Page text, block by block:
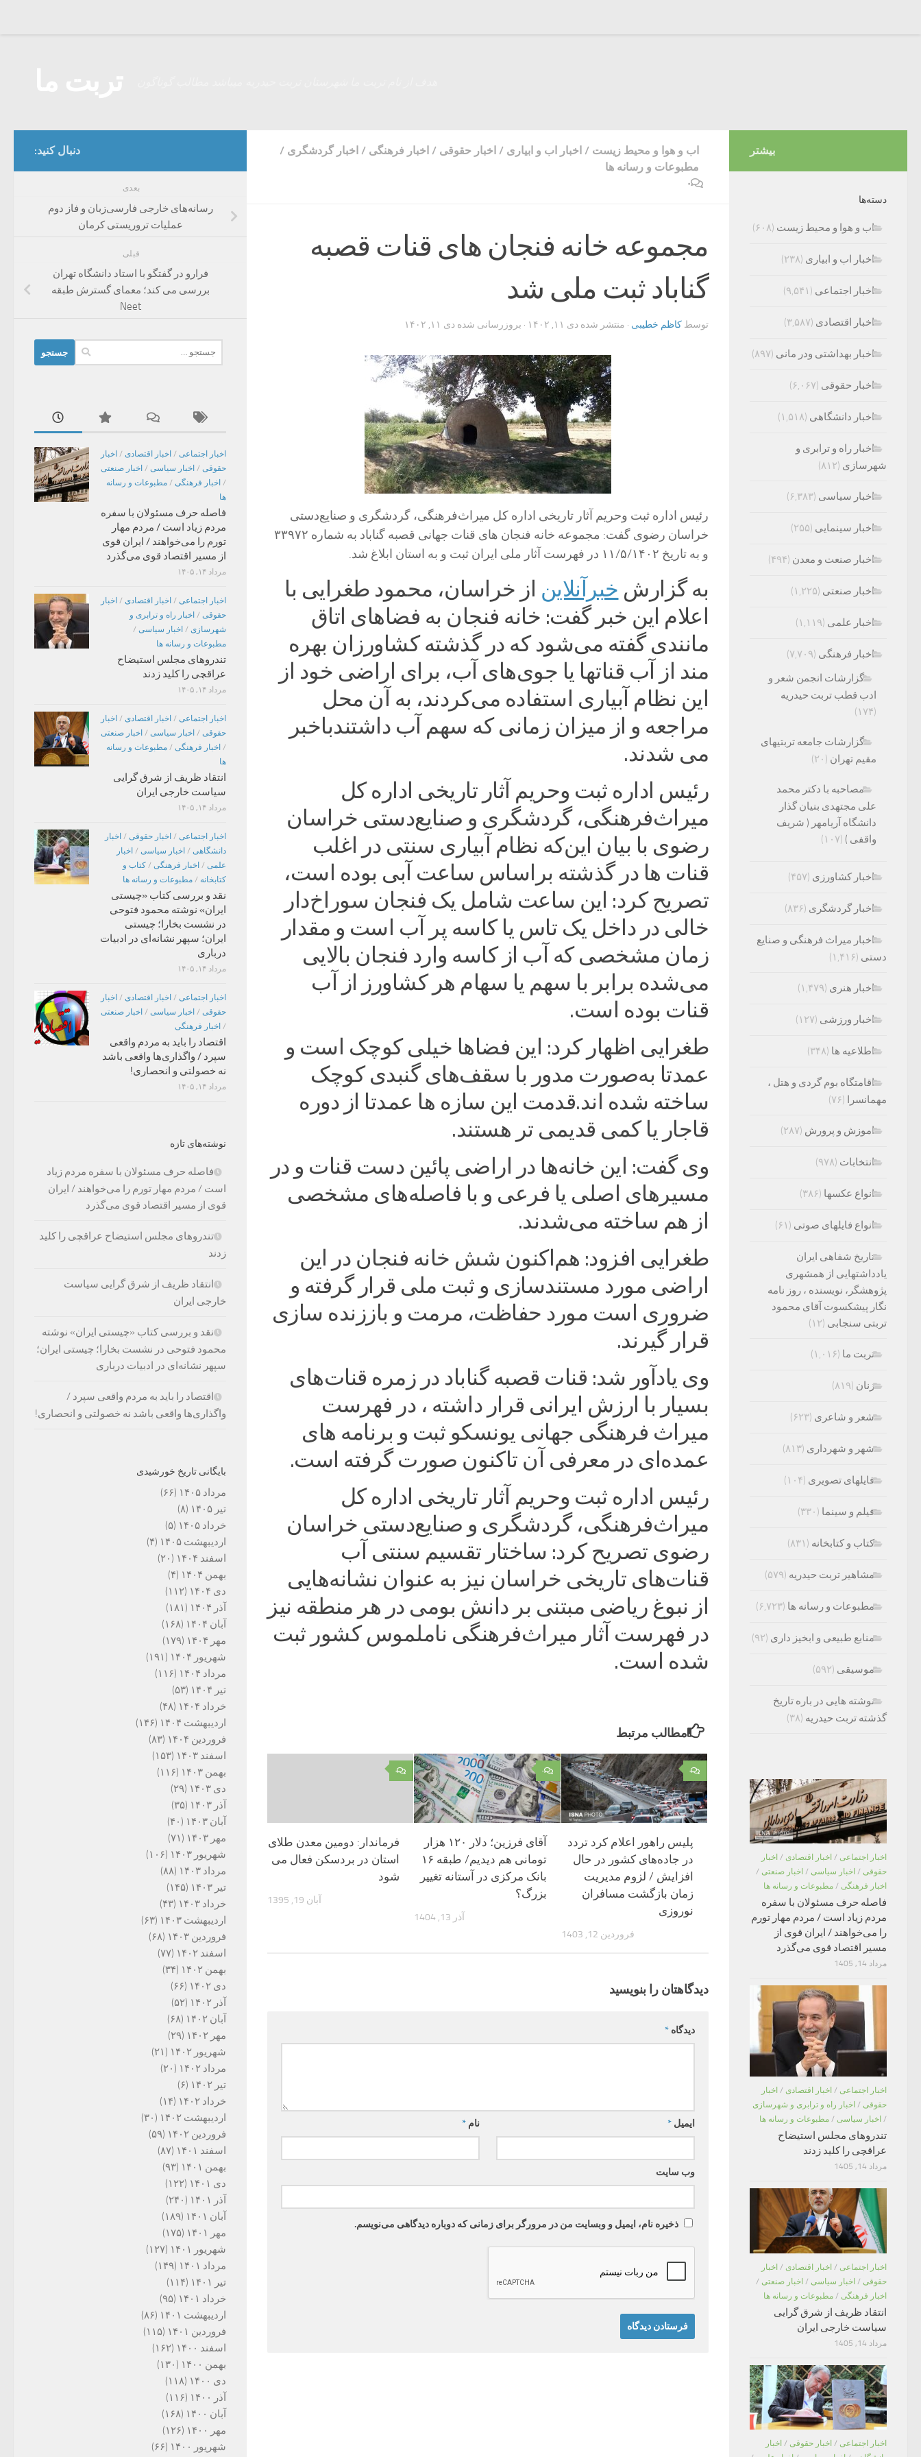
اب و هوا و محیط زیست / اخبار اب و ابیاری / اخبار حقوقی / اخبار فرهنگی / اخبار گردشگری /
مطبوعات و رسانه ها
۰
مجموعه خانه فنجان های قنات قصبه
گناباد ثبت ملی شد
توسط کاظم خطیبی · منتشر شده دی ۱۱, ۱۴۰۲ · بروزرسانی شده دی ۱۱, ۱۴۰۲
رئیس اداره ثبت وحریم آثار تاریخی اداره کل میراث‌فرهنگی، گردشگری و صنایع‌دستی
خراسان رضوی گفت: مجموعه خانه‌ فنجان های قنات جهانی قصبه گناباد به شماره ۳۳۹۷۲
و به تاریخ ۱۱/۵/۱۴۰۲ در فهرست آثار ملی ایران ثبت و به استان ابلاغ شد.
به گزارش خبرآنلاین از خراسان، محمود طغرایی با
اعلام این خبر گفت: خانه فنجان به فضاهای اتاق
مانندی گفته می‌شود که در گذشته کشاورزان بهره
مند از آب قناتها یا جوی‌های آب، برای اراضی خود از
این نظام آبیاری استفاده می‌کردند، به آن محل
مراجعه و از میزان زمانی که سهم آب داشتندباخبر
می شدند.
رئیس اداره ثبت وحریم آثار تاریخی اداره کل
میراث‌فرهنگی، گردشگری و صنایع‌دستی خراسان
رضوی با بیان این‌که نظام آبیاری سنتی در اغلب
قنات ها در گذشته براساس ساعت آبی بوده است،
تصریح کرد: این ساعت شامل یک فنجان سوراخ‌دار
خالی در داخل یک تاس یا کاسه پر آب است و مقدار
زمان مشخصی که آب از کاسه وارد فنجان بالایی
می‌شده برابر با سهم یا سهام هر کشاورز از آب
قنات بوده است.
طغرایی اظهار کرد: این فضاها خیلی کوچک است و
عمدتا به‌صورت مدور با سقف‌های گنبدی کوچک
ساخته شده اند.قدمت این سازه ها عمدتا از دوره
قاجار یا کمی قدیمی تر هستند.
وی گفت: این خانه‌ها در اراضی پائین دست قنات و در
مسیرهای اصلی یا فرعی و با فاصله‌های مشخصی
از هم ساخته می‌شدند.
طغرایی افزود: هم‌اکنون شش خانه فنجان در این
اراضی مورد مستندسازی و ثبت ملی قرار گرفته و
ضروری است مورد حفاظت، مرمت و باززنده سازی
قرار گیرند.
وی یادآور شد: قنات قصبه گناباد در زمره قنات‌های
بسیار با ارزش ایرانی قرار داشته ، در فهرست
میراث فرهنگی جهانی یونسکو ثبت و برنامه های
عمده‌ای در معرفی آن تاکنون صورت گرفته است.
رئیس اداره ثبت وحریم آثار تاریخی اداره کل
میراث‌فرهنگی، گردشگری و صنایع‌دستی خراسان
رضوی تصریح کرد: ساختار تقسیم سنتی آب
قنات‌های تاریخی خراسان نیز به عنوان نشانه‌هایی
از نبوغ ریاضی مبتنی بر دانش بومی در هر منطقه نیز
در فهرست آثار میراث‌فرهنگی ناملموس کشور ثبت
شده است.
مطالب مرتبط
۰
فرماندار: دومین معدن طلای
استان در بردسکن فعال می
شود
آبان 19, 1395
۰
آقای فرزین؛ دلار ۱۲۰ هزار
تومانی هم دیدیم/ طبقه ۱۶
بانک مرکزی در آستانه تغییر
بزرگ؟
آذر 13, 1404
۰
پلیس راهور اعلام کرد تردد
در جاده‌های کشور در حال
افزایش / لزوم مدیریت
زمان بازگشت مسافران
نوروزی
فروردین 12, 1403
دیدگاهتان را بنویسید
دیدگاه *
نام* ایمیل *
وب‌ سایت
ذخیره نام، ایمیل و وبسایت من در مرورگر برای زمانی که دوباره دیدگاهی می‌نویسم.
دنبال کنید:
بعدی
رسانه‌های خارجی فارسی‌زبان و فاز دوم
عملیات تروریستی کرمان
قبلی
فرارو در گفتگو با استاد دانشگاه تهران
بررسی می کند؛ معمای گسترش طبقه
Neet
برای:
اخبار اجتماعی / اخبار اقتصادی / اخبار
حقوقی / اخبار سیاسی / اخبار صنعتی
/ اخبار فرهنگی / مطبوعات و رسانه
ها
فاصله حرف مسئولان با سفره
مردم زیاد است / مردم مهار
تورم را می‌خواهند / ایران قوی
از مسیر اقتصاد قوی می‌گذرد
مرداد ۱۴, ۱۴۰۵
اخبار اجتماعی / اخبار اقتصادی / اخبار
حقوقی / اخبار راه و ترابری و
شهرسازی / اخبار سیاسی /
مطبوعات و رسانه ها
تندروهای مجلس استیضاح
عراقچی را کلید زدند
مرداد ۱۴, ۱۴۰۵
اخبار اجتماعی / اخبار اقتصادی / اخبار
حقوقی / اخبار سیاسی / اخبار صنعتی
/ اخبار فرهنگی / مطبوعات و رسانه
ها
انتقاد ظریف از شرق گرایی
سیاست خارجی ایران
مرداد ۱۴, ۱۴۰۵
اخبار اجتماعی / اخبار حقوقی / اخبار
دانشگاهی / اخبار سیاسی / اخبار
علمی / اخبار فرهنگی / کتاب و
کتابخانه / مطبوعات و رسانه ها
نقد و بررسی کتاب «چیستی
ایران» نوشته محمود فتوحی
در نشست بخارا؛ چیستی
ایران؛ سپهر نشانه‌ای در ادبیات
درباری
مرداد ۱۴, ۱۴۰۵
اخبار اجتماعی / اخبار اقتصادی / اخبار
حقوقی / اخبار سیاسی / اخبار صنعتی
/ اخبار فرهنگی
اقتصاد را باید به مردم واقعی
سپرد / واگذاری‌ها واقعی باشد
نه خصولتی و انحصاری!
مرداد ۱۴, ۱۴۰۵
نوشته‌های تازه
فاصله حرف مسئولان با سفره مردم زیاد
است / مردم مهار تورم را می‌خواهند / ایران
قوی از مسیر اقتصاد قوی می‌گذرد
تندروهای مجلس استیضاح عراقچی را کلید
زدند
انتقاد ظریف از شرق گرایی سیاست
خارجی ایران
نقد و بررسی کتاب «چیستی ایران» نوشته
محمود فتوحی در نشست بخارا؛ چیستی ایران؛
سپهر نشانه‌ای در ادبیات درباری
اقتصاد را باید به مردم واقعی سپرد /
واگذاری‌ها واقعی باشد نه خصولتی و انحصاری!
بایگانی تاریخ خورشیدی
مرداد ۱۴۰۵
(۶۶)
تیر ۱۴۰۵
(۸)
خرداد ۱۴۰۵
(۵)
اردیبهشت ۱۴۰۵
(۴)
اسفند ۱۴۰۴
(۲۰)
بهمن ۱۴۰۴
(۴)
دی ۱۴۰۴
(۱۱۲)
آذر ۱۴۰۴
(۱۸۱)
آبان ۱۴۰۴
(۱۶۸)
مهر ۱۴۰۴
(۱۷۹)
شهریور ۱۴۰۴
(۱۹۱)
مرداد ۱۴۰۴
(۱۱۶)
تیر ۱۴۰۴
(۵۳)
خرداد ۱۴۰۴
(۴۸)
اردیبهشت ۱۴۰۴
(۱۴۶)
فروردین ۱۴۰۴
(۸۳)
اسفند ۱۴۰۳
(۱۵۳)
بهمن ۱۴۰۳
(۱۱۶)
دی ۱۴۰۳
(۲۹)
آذر ۱۴۰۳
(۳۵)
آبان ۱۴۰۳
(۴۰)
مهر ۱۴۰۳
(۷۱)
شهریور ۱۴۰۳
(۱۰۶)
مرداد ۱۴۰۳
(۸۸)
تیر ۱۴۰۳
(۱۴۵)
خرداد ۱۴۰۳
(۴۳)
اردیبهشت ۱۴۰۳
(۶۳)
فروردین ۱۴۰۳
(۶۸)
اسفند ۱۴۰۲
(۷۷)
بهمن ۱۴۰۲
(۳۴)
دی ۱۴۰۲
(۶۶)
آذر ۱۴۰۲
(۵۲)
آبان ۱۴۰۲
(۶۸)
مهر ۱۴۰۲
(۲۹)
شهریور ۱۴۰۲
(۲۱)
مرداد ۱۴۰۲
(۲۰)
تیر ۱۴۰۲
(۶)
خرداد ۱۴۰۲
(۱۴)
اردیبهشت ۱۴۰۲
(۳۰)
فروردین ۱۴۰۲
(۵۹)
اسفند ۱۴۰۱
(۸۷)
بهمن ۱۴۰۱
(۹۳)
دی ۱۴۰۱
(۱۲۲)
آذر ۱۴۰۱
(۲۴۰)
آبان ۱۴۰۱
(۱۸۹)
مهر ۱۴۰۱
(۱۷۵)
شهریور ۱۴۰۱
(۱۲۷)
مرداد ۱۴۰۱
(۱۴۹)
تیر ۱۴۰۱
(۱۱۴)
خرداد ۱۴۰۱
(۹۵)
اردیبهشت ۱۴۰۱
(۸۶)
فروردین ۱۴۰۱
(۱۱۵)
اسفند ۱۴۰۰
(۱۶۲)
بهمن ۱۴۰۰
(۱۳۰)
دی ۱۴۰۰
(۱۱۸)
آذر ۱۴۰۰
(۱۱۶)
آبان ۱۴۰۰
(۱۶۸)
مهر ۱۴۰۰
(۱۲۶)
شهریور ۱۴۰۰
(۶۶)
بیشتر
دسته‌ها
اب و هوا و محیط زیست (۶۰۸)
اخبار اب و ابیاری (۲۳۸)
اخبار اجتماعی (۹,۵۴۱)
اخبار اقتصادی (۳,۵۸۷)
اخبار بهداشتی ودر مانی (۸۹۷)
اخبار حقوقی (۶,۰۶۷)
اخبار دانشگاهی (۱,۵۱۸)
اخبار راه و ترابری و
شهرسازی (۸۱۲)
اخبار سیاسی (۶,۳۸۳)
اخبار سینمایی (۲۵۵)
اخبار صنعت و معدن (۴۹۴)
اخبار صنعتی (۱,۲۲۵)
اخبار علمی (۱,۱۱۹)
اخبار فرهنگی (۷,۷۰۹)
گزارشات انجمن شعر و
ادب قطب تربت حیدریه
(۱۷۴)
گزارشات جامعه تربتیهای
مقیم تهران (۲۰)
مصاحبه با دکتر محمد
علی مجتهدی بنیان گذار
دانشگاه آریامهر ( شریف
واقفی ) (۱۰۷)
اخبار کشاورزی (۴۵۷)
اخبار گردشگری (۸۳۶)
اخبار میراث فرهنگی و صنایع
دستی (۱,۴۱۶)
اخبار هنری (۱,۴۷۹)
اخبار ورزشی (۱۲۷)
اطلاعیه ها (۳۴۸)
اقامتگاه بوم گردی و هتل ،
مهمانسرا (۷۶)
اموزش و پرورش (۲۸۷)
انتخابات (۹۷۸)
انواع عکسها (۳۸۶)
انواع فایلهای صوتی (۶۱)
تاریخ شفاهی ایران
یادداشتهایی از همشهری
پژوهشگر، نویسنده ، روز نامه
نگار پیشکسوت آقای محمود
تربتی سنجابی (۱۲)
تربت ما (۱,۰۱۶)
زنان (۸۱۹)
شعر و شاعری (۶۲۳)
شهر و شهرداری (۸۱۳)
فایلهای تصویری (۱۰۴)
فیلم و سینما (۳۳۰)
کتاب و کتابخانه (۸۳۱)
مشاهیر تربت حیدریه (۵۷۹)
مطبوعات و رسانه ها (۶,۷۲۳)
منابع طبیعی و ابخیز داری (۹۲)
موسیقی (۵۹۲)
نوشته هایی در باره تاریخ
گذشته تربت حیدریه (۳۸)
اخبار اجتماعی / اخبار اقتصادی / اخبار
حقوقی / اخبار سیاسی / اخبار صنعتی /
اخبار فرهنگی / مطبوعات و رسانه ها
فاصله حرف مسئولان با سفره
مردم زیاد است / مردم مهار تورم
را می‌خواهند / ایران قوی از
مسیر اقتصاد قوی می‌گذرد
مرداد 14, 1405
اخبار اجتماعی / اخبار اقتصادی / اخبار
حقوقی / اخبار راه و ترابری و شهرسازی
/ اخبار سیاسی / مطبوعات و رسانه ها
تندروهای مجلس استیضاح
عراقچی را کلید زدند
مرداد 14, 1405
اخبار اجتماعی / اخبار اقتصادی / اخبار
حقوقی / اخبار سیاسی / اخبار صنعتی /
اخبار فرهنگی / مطبوعات و رسانه ها
انتقاد ظریف از شرق گرایی
سیاست خارجی ایران
مرداد 14, 1405
اخبار اجتماعی / اخبار حقوقی / اخبار